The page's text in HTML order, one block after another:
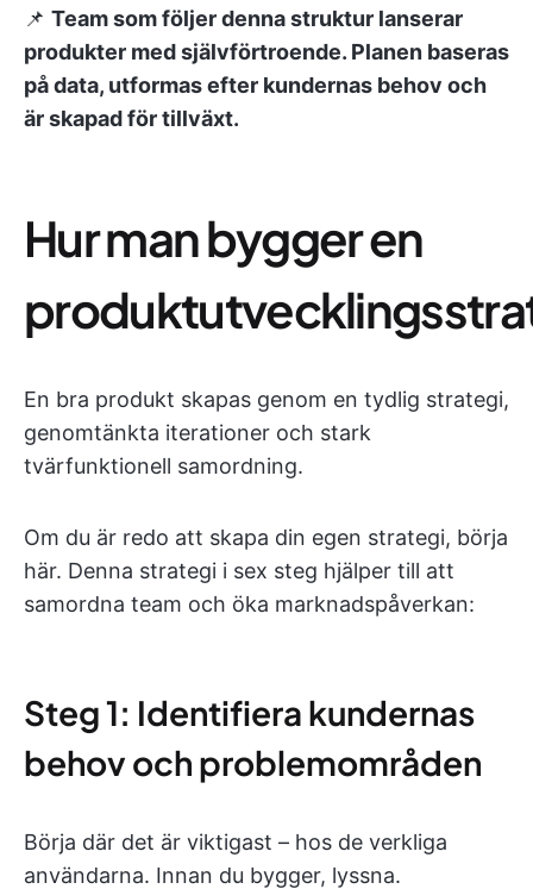
📌 Team som följer denna struktur lanserar
produkter med självförtroende. Planen baseras
på data, utformas efter kundernas behov och
är skapad för tillväxt.
Hur man bygger en
En bra produkt skapas genom en tydlig strategi,
genomtänkta iterationer och stark
tvärfunktionell samordning.
Om du är redo att skapa din egen strategi, börja
här. Denna strategi i sex steg hjälper till att
samordna team och öka marknadspåverkan:
Steg 1: Identifiera kundernas
behov och problemområden
Börja där det är viktigast – hos de verkliga
användarna. Innan du bygger, lyssna.